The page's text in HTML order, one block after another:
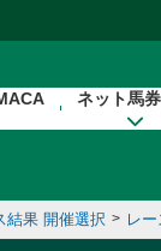
ネット馬
結果 開催選択 > レ